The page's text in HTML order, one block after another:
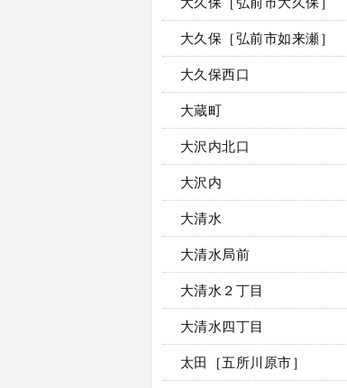
大久保［弘前市如来瀬］
大久保西口
大蔵町
大沢内北口
大沢内
大清水
大清水局前
大清水２丁目
大清水四丁目
太田［五所川原市］